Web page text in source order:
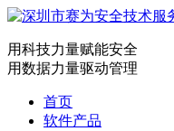
用科技力量赋能安全
用数据力量驱动管理
首页
软件产品